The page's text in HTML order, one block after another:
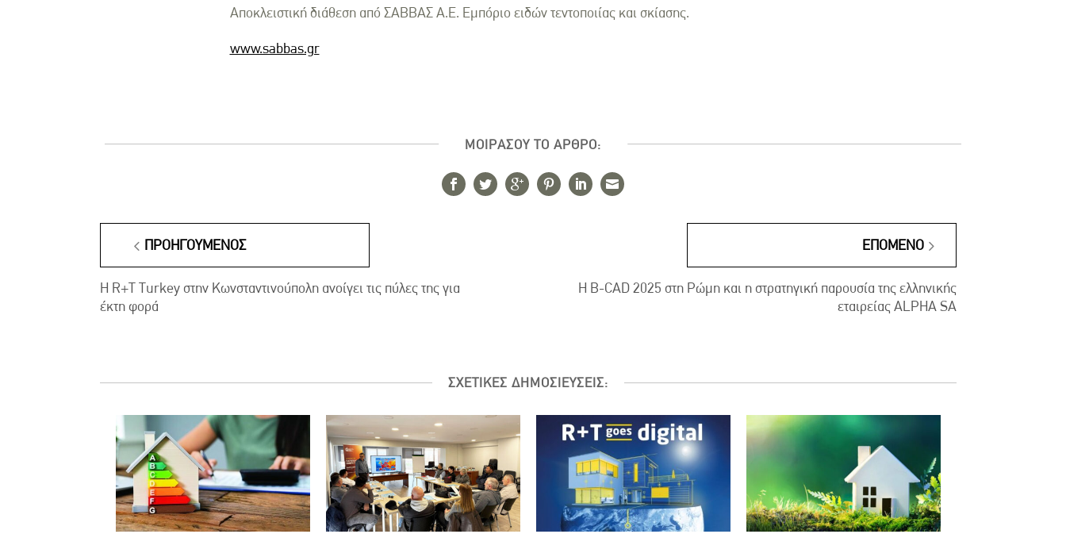
Αποκλειστική διάθεση από ΣΑΒΒΑΣ Α.Ε. Εμπόριο ειδών τεντοποιίας και σκίασης.
www.sabbas.gr
ΜΟΙΡΑΣΟΥ ΤΟ ΑΡΘΡΟ:
ΠΡΟΗΓΟΎΜΕΝΟΣ
Η R+T Turkey στην Κωνσταντινούπολη ανοίγει τις πύλες της για
έκτη φορά
ΕΠΌΜΕΝΟ
Η B-CAD 2025 στη Ρώμη και η στρατηγική παρουσία της ελληνικής
εταιρείας ALPHA SA
ΣΧΕΤΙΚΕΣ ΔΗΜΟΣΙΕΥΣΕΙΣ: